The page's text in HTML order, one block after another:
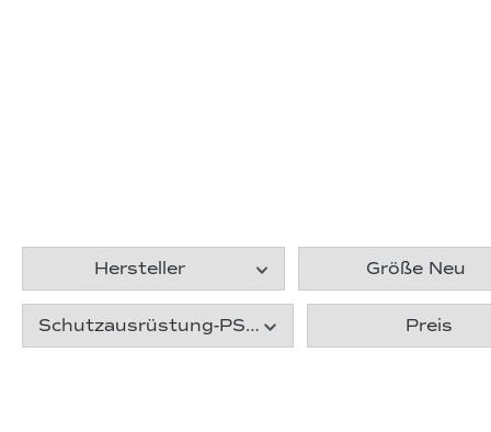
Hersteller Größe Neu
Schutzausrüstung-PSA Preis